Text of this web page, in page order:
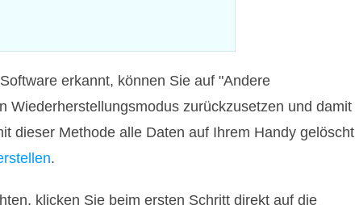
erkannt, können Sie auf "Andere
Wiederherstellungsmodus zurückzusetzen und damit
dieser Methode alle Daten auf Ihrem Handy gelöscht
.
klicken Sie beim ersten Schritt direkt auf die